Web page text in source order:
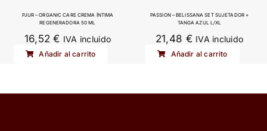
producto
PJUR – ORGANIC CARE CREMA ÍNTIMA
REGENERADORA 50 ML
16,52€ IVA incluido
Añadir al carrito
PASSION – BELISSANA SET SUJETADOR +
TANGA AZUL L/XL
21,48 € IVA incluido
Añadir al carrito